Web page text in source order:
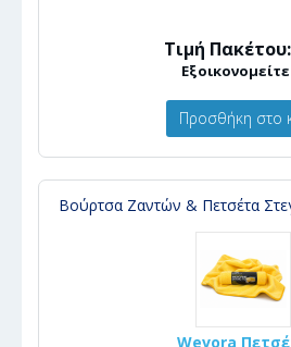
Τιμή
Προσθήκη στο
Βούρτσα Ζαντών & Πετσέτα
Wevora